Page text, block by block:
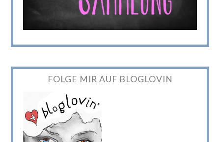
FOLGE MIR AUF BLOGLOVIN